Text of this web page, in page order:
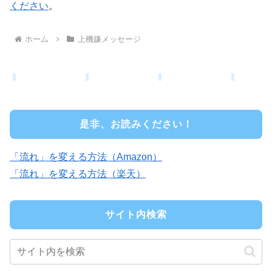
ください。
ホーム 上機嫌メッセージ
是非、お読みください！
「流れ」を変える方法（Amazon）
「流れ」を変える方法（楽天）
サイト内検索